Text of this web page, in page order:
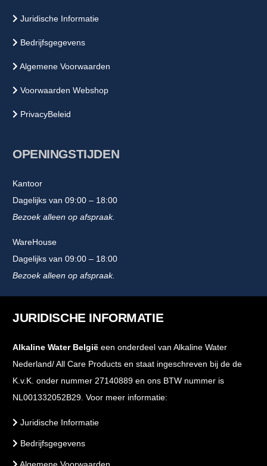
Juridische Informatie
Bedrijfsgegevens
Algemene Voorwaarden
Voorwaarden Webshop
PrivacyBeleid
OPENINGSTIJDEN
Kantoor
Dagelijks van 09:00 – 18:00
Bezoek alleen op afspraak.
WareHouse
Dagelijks van 09:00 – 18:00
Bezoek alleen op afspraak.
JURIDISCHE INFORMATIE
Alkaline Water België een onderdeel van Alkaline Water
Nederland/ All Care Products en staat ingeschreven bij de de
K.v.K. onder nummer 27140889 en ons BTW nummer is
NL001332052B29. Voor meer informatie:
Juridische Informatie
Bedrijfsgegevens